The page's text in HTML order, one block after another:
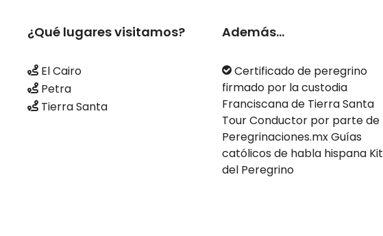
¿Qué lugares visitamos?
El Cairo
Petra
Tierra Santa
Además...
Certificado de peregrino
firmado por la custodia
Franciscana de Tierra Santa
Tour Conductor por parte de
Peregrinaciones.mx Guías
católicos de habla hispana Kit
del Peregrino